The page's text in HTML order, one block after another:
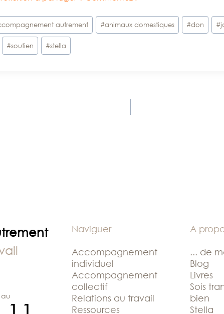
autrement #animaux domestiques #don #
#soutien #stella
Naviguer
Accompagnement
individuel
Accompagnement
collectif
Relations au travail
Ressources
A
... de
Blog
Livres
Sois
bien
Stella